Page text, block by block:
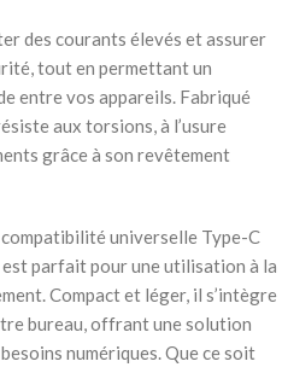
des courants élevés et assurer
tout en permettant un
entre vos appareils. Fabriqué
aux torsions, à l’usure
grâce à son revêtement
universelle Type-C
parfait pour une utilisation à la
Compact et léger, il s’intègre
bureau, offrant une solution
numériques. Que ce soit